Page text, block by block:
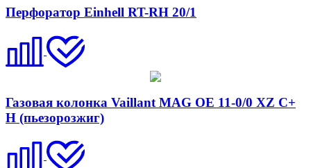
Перфоратор Einhell RT-RH 20/1
Газовая колонка Vaillant MAG OE 11-0/0 XZ C+
H (пьезорозжиг)